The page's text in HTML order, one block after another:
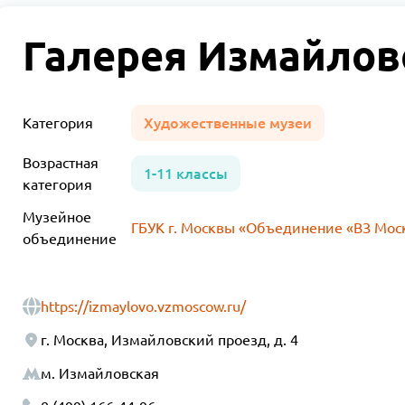
Галерея
Категория Художественные музеи
Возрастная
категория
1-11 классы
Музейное
объединение
ГБУК г. Москвы «Объединение «ВЗ
https://izmaylovo.vzmoscow.ru/
г. Москва, Измайловский проезд, д. 4
м. Измайловская